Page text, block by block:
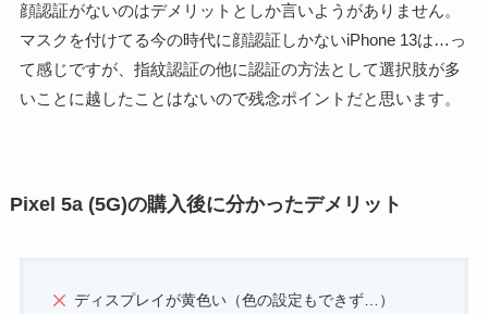
顔認証がないのはデメリットとしか言いようがありません。
マスクを付けてる今の時代に顔認証しかないiPhone 13は…っ
て感じですが、指紋認証の他に認証の方法として選択肢が多
いことに越したことはないので残念ポイントだと思います。
Pixel 5a (5G)の購入後に分かったデメリット
ディスプレイが黄色い（色の設定もできず…）